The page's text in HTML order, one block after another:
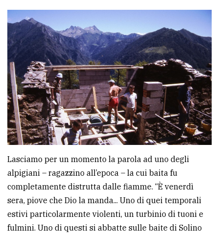
Lasciamo per un momento la parola ad uno degli
alpigiani – ragazzino all’epoca – la cui baita fu
completamente distrutta dalle fiamme. “È venerdì
sera, piove che Dio la manda... Uno di quei temporali
estivi particolarmente violenti, un turbinio di tuoni e
fulmini. Uno di questi si abbatte sulle baite di Solino